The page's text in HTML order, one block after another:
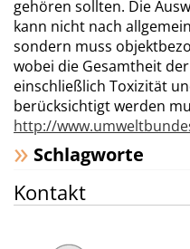
gehören sollten. Die
kann nicht nach
sondern muss
wobei die Gesamtheit
einschließlich Toxizität
berücksichtigt werden
http://
Schlagworte
Kontakt